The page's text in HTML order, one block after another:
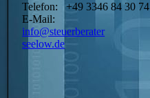
Telefon: +49 3346 84 30 74
E-Mail:
info@steuerberater
seelow.de